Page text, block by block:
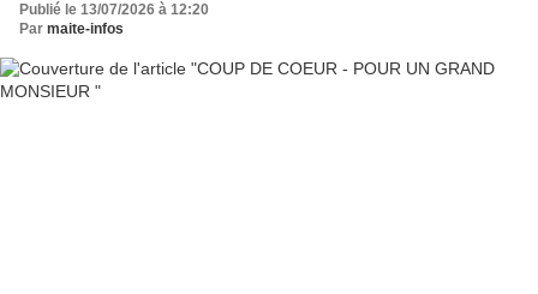
Publié le 13/07/2026 à 12:20
Par maite-infos